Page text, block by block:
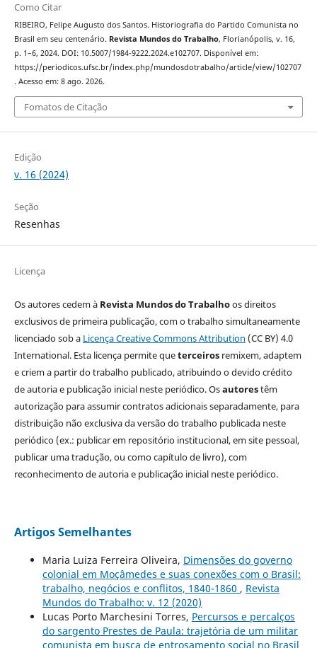
Como Citar
RIBEIRO, Felipe Augusto dos Santos. Historiografia do Partido Comunista no
Brasil em seu centenário. Revista Mundos do Trabalho, Florianópolis, v. 16,
p. 1–6, 2024. DOI: 10.5007/1984-9222.2024.e102707. Disponível em:
https://periodicos.ufsc.br/index.php/mundosdotrabalho/article/view/102707
. Acesso em: 8 ago. 2026.
Fomatos de Citação
Edição
v. 16 (2024)
Seção
Resenhas
Licença
Os autores cedem à Revista Mundos do Trabalhoos direitos
exclusivos de primeira publicação, com o trabalho simultaneamente
licenciado sob a Licença Creative Commons Attribution (CC BY) 4.0
International. Esta licença permite queterceirosremixem, adaptem
e criem a partir do trabalho publicado, atribuindo o devido crédito
de autoria e publicação inicial neste periódico. Osautorestêm
autorização para assumir contratos adicionais separadamente, para
distribuição não exclusiva da versão do trabalho publicada neste
periódico (ex.: publicar em repositório institucional, em site pessoal,
publicar uma tradução, ou como capítulo de livro), com
reconhecimento de autoria e publicação inicial neste periódico.
Artigos Semelhantes
Maria Luiza Ferreira Oliveira, Dimensões do governo
colonial em Moçâmedes e suas conexões com o Brasil:
trabalho, negócios e conflitos, 1840-1860 , Revista
Mundos do Trabalho: v. 12 (2020)
Lucas Porto Marchesini Torres, Percursos e percalços
do sargento Prestes de Paula: trajetória de um militar
comunista em busca de entrosamento social no Brasil